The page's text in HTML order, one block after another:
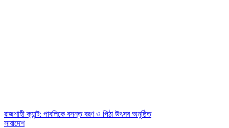
রাজশাহী ক্যান্ট: পাবলিকে বসন্ত বরণ ও পিঠা উৎসব অনুষ্ঠিত
সারাদেশ